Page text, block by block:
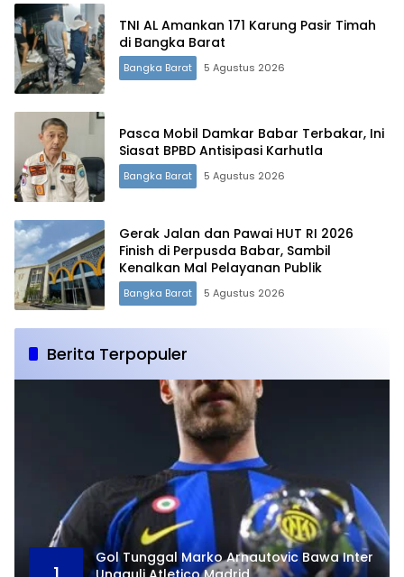
TNI AL Amankan 171 Karung Pasir Timah
di Bangka Barat
Bangka Barat 5 Agustus 2026
Pasca Mobil Damkar Babar Terbakar, Ini
Siasat BPBD Antisipasi Karhutla
Bangka Barat 5 Agustus 2026
Gerak Jalan dan Pawai HUT RI 2026
Finish di Perpusda Babar, Sambil
Kenalkan Mal Pelayanan Publik
Bangka Barat 5 Agustus 2026
Berita Terpopuler
Gol Tunggal Marko Arnautovic Bawa Inter